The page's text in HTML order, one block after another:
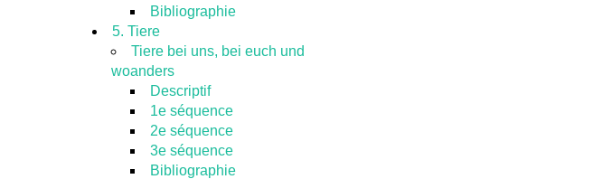
Bibliographie
5. Tiere
Tiere bei uns, bei euch und
woanders
Descriptif
1e séquence
2e séquence
3e séquence
Bibliographie